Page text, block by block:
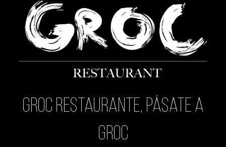
Groc Restaurante, pásate a
Groc